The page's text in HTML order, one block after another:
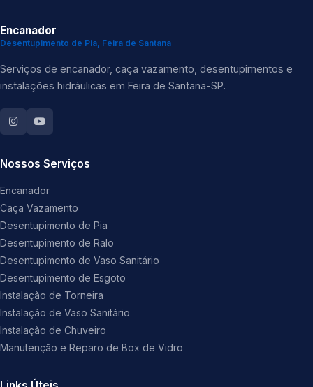
Encanador
Desentupimento de Pia, Feira de Santana
Serviços de encanador, caça vazamento, desentupimentos e
instalações hidráulicas em Feira de Santana-SP.
Nossos Serviços
Encanador
Caça Vazamento
Desentupimento de Pia
Desentupimento de Ralo
Desentupimento de Vaso Sanitário
Desentupimento de Esgoto
Instalação de Torneira
Instalação de Vaso Sanitário
Instalação de Chuveiro
Manutenção e Reparo de Box de Vidro